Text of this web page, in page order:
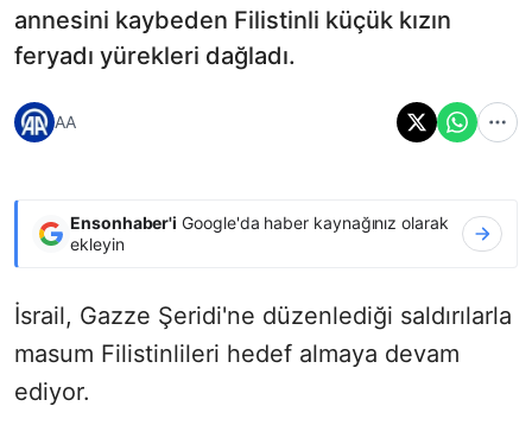
annesini kaybeden Filistinli küçük kızın
feryadı yürekleri dağladı.
AA
Ensonhaber'i Google'da haber kaynağınız olarak
ekleyin
İsrail, Gazze Şeridi'ne düzenlediği saldırılarla
masum Filistinlileri hedef almaya devam
ediyor.